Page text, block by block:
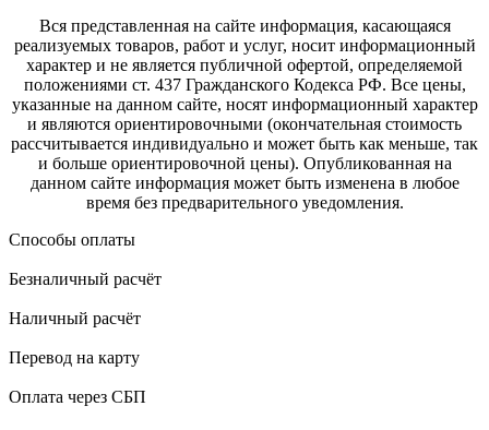
Вся представленная на сайте информация, касающаяся
реализуемых товаров, работ и услуг, носит информационный
характер и не является публичной офертой, определяемой
положениями ст. 437 Гражданского Кодекса РФ. Все цены,
указанные на данном сайте, носят информационный характер
и являются ориентировочными (окончательная стоимость
рассчитывается индивидуально и может быть как меньше, так
и больше ориентировочной цены). Опубликованная на
данном сайте информация может быть изменена в любое
время без предварительного уведомления.
Способы оплаты
Безналичный расчёт
Наличный расчёт
Перевод на карту
Оплата через СБП